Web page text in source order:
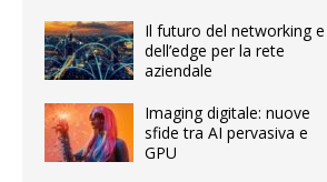
Il futuro del networking e
dell’edge per la rete
aziendale
Imaging digitale: nuove
sfide tra AI pervasiva e
GPU